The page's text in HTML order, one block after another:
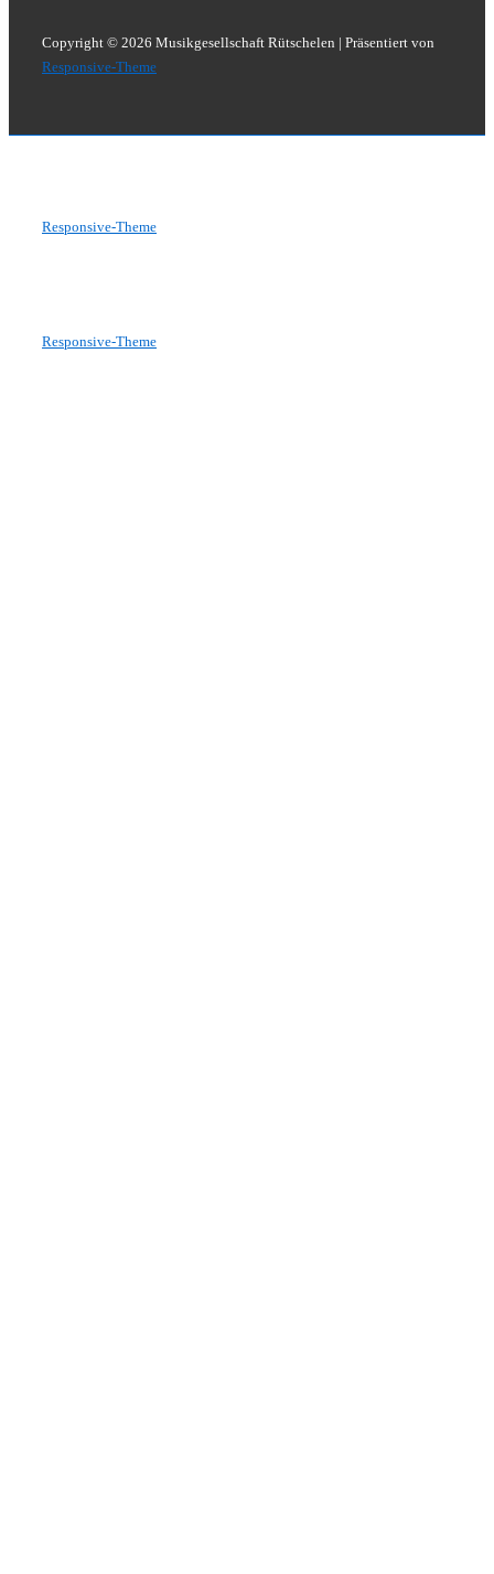
Copyright © 2026 Musikgesellschaft Rütschelen | Präsentiert von
Responsive-Theme
Responsive-Theme
Responsive-Theme